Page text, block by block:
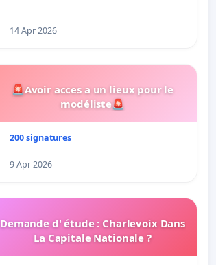
14 Apr 2026
🚨Avoir acces a un lieux pour le
modéliste🚨
200 signatures
9 Apr 2026
Demande d' étude : Charlevoix Dans
La Capitale Nationale ?